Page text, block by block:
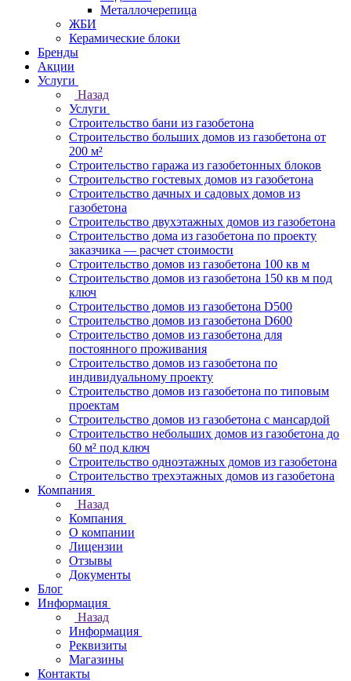
Металлочерепица
ЖБИ
Керамические блоки
Бренды
Акции
Услуги
Назад
Услуги
Строительство бани из газобетона
Строительство больших домов из газобетона от
200 м²
Строительство гаража из газобетонных блоков
Строительство гостевых домов из газобетона
Строительство дачных и садовых домов из
газобетона
Строительство двухэтажных домов из газобетона
Строительство дома из газобетона по проекту
заказчика — расчет стоимости
Строительство домов из газобетона 100 кв м
Строительство домов из газобетона 150 кв м под
ключ
Строительство домов из газобетона D500
Строительство домов из газобетона D600
Строительство домов из газобетона для
постоянного проживания
Строительство домов из газобетона по
индивидуальному проекту
Строительство домов из газобетона по типовым
проектам
Строительство домов из газобетона с мансардой
Строительство небольших домов из газобетона до
60 м² под ключ
Строительство одноэтажных домов из газобетона
Строительство трехэтажных домов из газобетона
Компания
Назад
Компания
О компании
Лицензии
Отзывы
Документы
Блог
Информация
Назад
Информация
Реквизиты
Магазины
Контакты